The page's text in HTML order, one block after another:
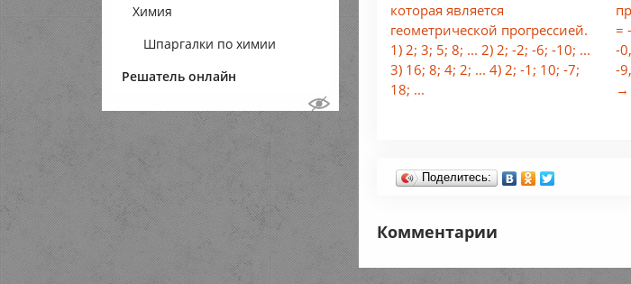
Химия
Шпаргалки по химии
Решатель онлайн
которая является
геометрической прогрессией.
1) 2; 3; 5; 8; ... 2) 2; -2; -6; -10; ...
3) 16; 8; 4; 2; ... 4) 2; -1; 10; -7;
18; ...
=
-
-
→
Поделитесь:
Комментарии